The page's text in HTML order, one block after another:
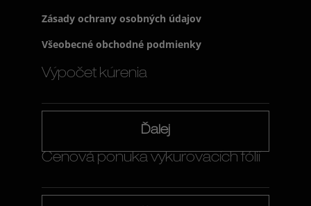
Zásady ochrany osobných údajov
Všeobecné obchodné podmienky
Výpočet kúrenia
Ďalej
Cenová ponuka vykurovacích fólií